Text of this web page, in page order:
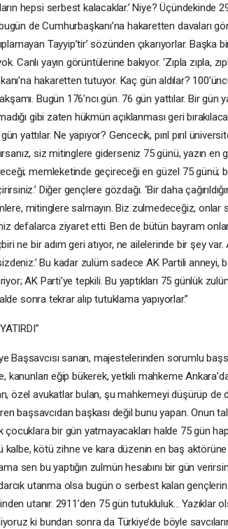
hepsi serbest kalacaklar.’ Niye? Üçündekinde
de Cumhurbaşkanı’na hakaretten davaları
Tayyip’tir’ sözünden çıkarıyorlar. Başka
Canlı yayın görüntülerine bakıyor. ‘Zıpla zıpla,
hakaretten tutuyor. Kaç gün aldılar?
Bugün 176’ncı gün. 76 gün yattılar. Bir gün
gibi zaten hükmün açıklanması geri
yattılar. Ne yapıyor? Gencecik, pırıl pırıl
siz mitinglere giderseniz 75 günü, yazın en
memleketinde geçireceği en güzel 75 günü;
Diğer gençlere gözdağı. ‘Bir daha
mitinglere salmayın. Biz zulmedeceğiz, onlar
defalarca ziyaret etti. Ben de bütün bayram
ne bir adım geri atıyor, ne ailelerinde bir şey var.
Bu kadar zulüm sadece AK Partili anneyi,
AK Parti’ye tepkili. Bu yaptıkları 75 günlük
sonra tekrar alıp tutuklama yapıyorlar.”
Başsavcısı sanan, majestelerinden sorumlu
kanunları eğip bükerek, yetkili mahkeme
özel avukatlar bulan, şu mahkemeyi düşürüp de
başsavcıdan başkası değil bunu yapan. Onun
çocuklara bir gün yatmayacakları halde 75 gün
kalbe, kötü zihne ve kara düzenin en baş
sen bu yaptığın zulmün hesabını bir gün
utanma olsa bugün o serbest kalan
utanır. 2911’den 75 gün tutukluluk… Yazıklar
ki bundan sonra da Türkiye’de böyle